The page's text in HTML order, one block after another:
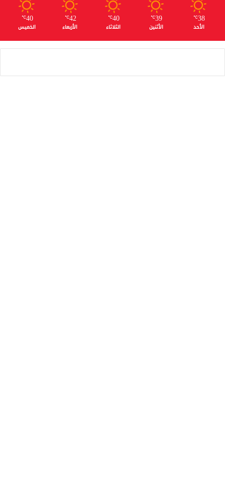
38
℃
الأحد
39
℃
الأثنين
40
℃
الثلاثاء
42
℃
الأربعاء
40
℃
الخميس